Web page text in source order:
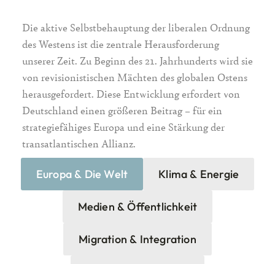
Die aktive Selbstbehauptung der liberalen Ordnung
des Westens ist die zentrale Herausforderung
unserer Zeit. Zu Beginn des 21. Jahrhunderts wird sie
von revisionistischen Mächten des globalen Ostens
herausgefordert. Diese Entwicklung erfordert von
Deutschland einen größeren Beitrag – für ein
strategiefähiges Europa und eine Stärkung der
transatlantischen Allianz.
Europa & Die Welt Klima & Energie
Medien & Öffentlichkeit
Migration & Integration